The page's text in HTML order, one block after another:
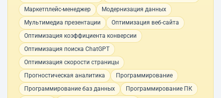
Маркетплейс-менеджер
Модернизация данных
Мультимедиа презентации
Оптимизация веб-сайта
Оптимизация коэффициента конверсии
Оптимизация поиска ChatGPT
Оптимизация скорости страницы
Прогностическая аналитика
Программирование
Программирование баз данных
Программирование ПК